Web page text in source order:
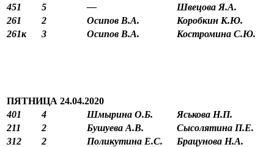
451
5 —
Швецова Я.А.
261
2 Осипов В.А.
Коробкин К.Ю.
261к
3 Осипов В.А. Костромина С.Ю.
ПЯТНИЦА 24.04.2020
401
4 Шмырина О.Б.
Яськова Н.П.
211
2 Бушуева А.В.
Сысолятина П.Е.
312
2 Поликутина Е.С.
Брацунова Н.А.